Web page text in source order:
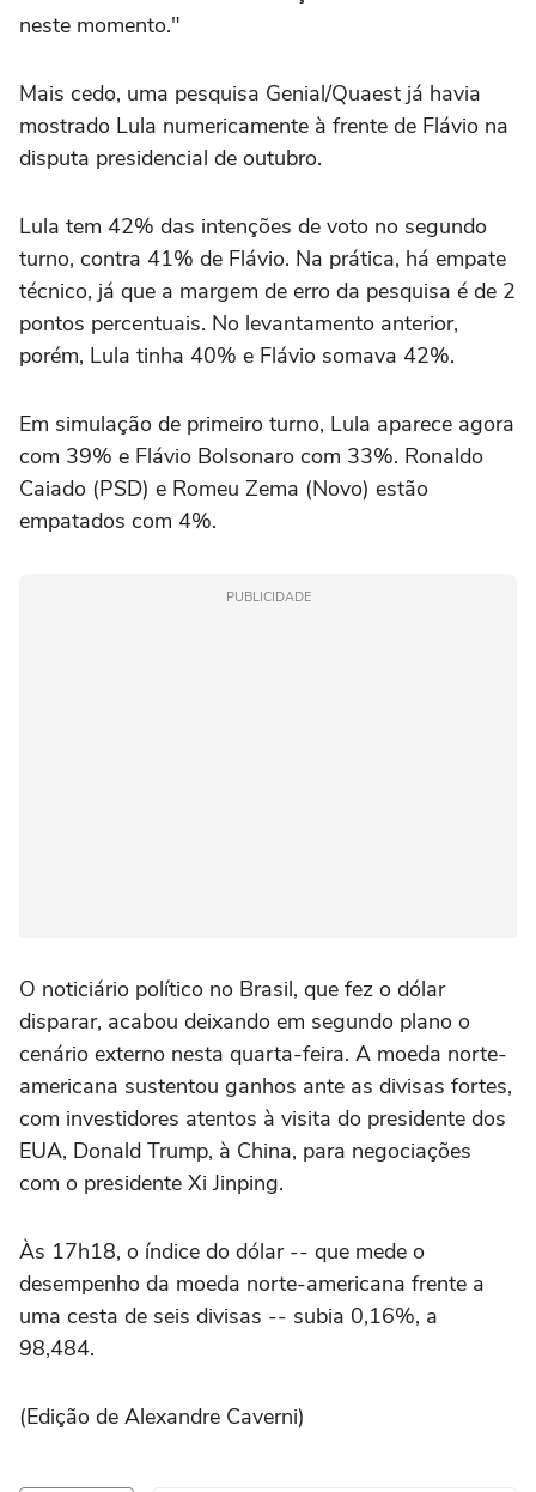
‌neste momento."
Mais cedo, uma pesquisa Genial/Quaest já havia
mostrado Lula numericamente à frente de Flávio na
disputa presidencial de outubro.
Lula tem 42% das intenções de voto no ⁠segundo
turno, contra 41% de Flávio. Na prática, há empate
técnico, já que a margem de erro da pesquisa é de 2
pontos percentuais. No levantamento anterior,
porém, Lula tinha 40% e Flávio somava 42%.
Em simulação de primeiro turno, Lula aparece agora
com 39% e Flávio Bolsonaro com 33%. Ronaldo
Caiado (PSD) e Romeu Zema (Novo) estão
empatados com 4%.
PUBLICIDADE
O noticiário político no Brasil, que fez o dólar
disparar, acabou deixando em segundo plano o
cenário externo nesta quarta-feira. A moeda norte-
americana sustentou ganhos ante as divisas fortes,
com investidores atentos à visita do presidente dos
EUA, Donald Trump, à China, para negociações
com o presidente Xi Jinping.
Às 17h18, o índice do dólar -- que mede o
desempenho da moeda norte-americana frente a
uma cesta de seis divisas -- subia 0,16%, a
98,484.
(Edição de Alexandre Caverni)